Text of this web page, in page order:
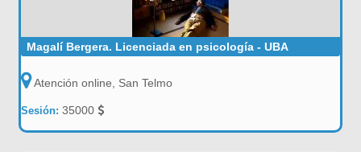
Magalí Bergera. Licenciada en psicología - UBA
Atención online, San Telmo
Sesión:35000